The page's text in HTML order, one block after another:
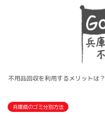
不用品回収を利用するメリットは？
兵庫県のゴミ分別方法